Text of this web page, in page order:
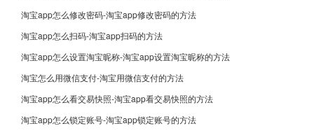
淘宝app怎么修改密码-淘宝app修改密码的方法
淘宝app怎么扫码-淘宝app扫码的方法
淘宝app怎么设置淘宝昵称-淘宝app设置淘宝昵称的方法
淘宝怎么用微信支付-淘宝用微信支付的方法
淘宝app怎么看交易快照-淘宝app看交易快照的方法
淘宝app怎么锁定账号-淘宝app锁定账号的方法